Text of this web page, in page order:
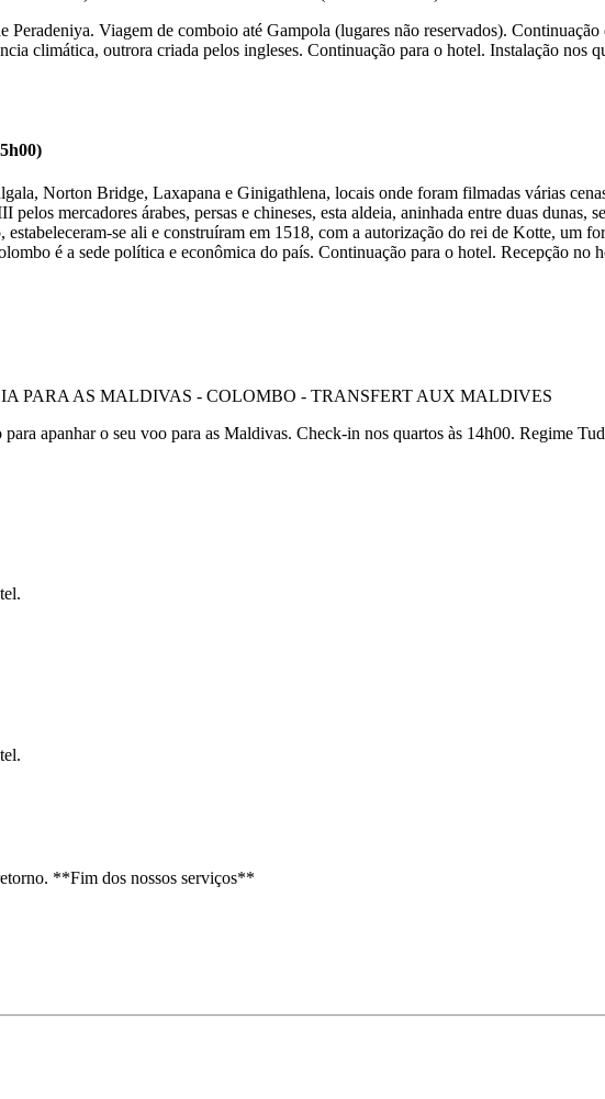
Peradeniya. Viagem de comboio até Gampola (lugares não reservados).
climática, outrora criada pelos ingleses. Continuação para o hotel. Instalação
Norton Bridge, Laxapana e Ginigathlena, locais onde foram filmadas várias
mercadores árabes, persas e chineses, esta aldeia, aninhada entre duas dunas,
se ali e construíram em 1518, com a autorização do rei de Kotte, um
é a sede política e econômica do país. Continuação para o hotel. Recepção no
apanhar o seu voo para as Maldivas. Check-in nos quartos às 14h00. Regime
**Fim dos nossos serviços**